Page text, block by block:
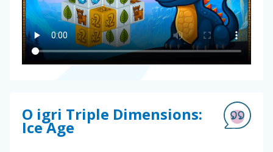
O igri Triple Dimensions:
Ice Age